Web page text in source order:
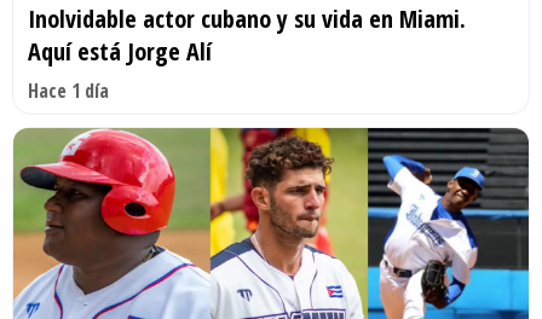
Inolvidable actor cubano y su vida en Miami.
Aquí está Jorge Alí
Hace 1 día